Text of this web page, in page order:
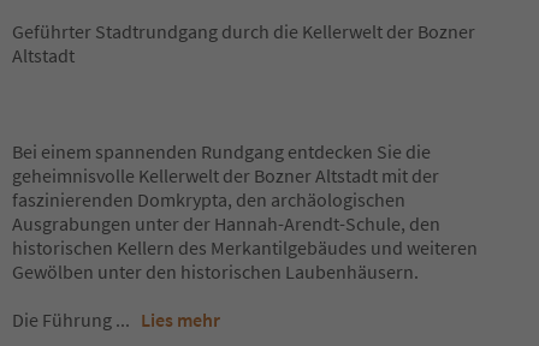
Geführter Stadtrundgang durch die Kellerwelt der Bozner
Altstadt
Bei einem spannenden Rundgang entdecken Sie die
geheimnisvolle Kellerwelt der Bozner Altstadt mit der
faszinierenden Domkrypta, den archäologischen
Ausgrabungen unter der Hannah-Arendt-Schule, den
historischen Kellern des Merkantilgebäudes und weiteren
Gewölben unter den historischen Laubenhäusern.
Die Führung ... Lies mehr